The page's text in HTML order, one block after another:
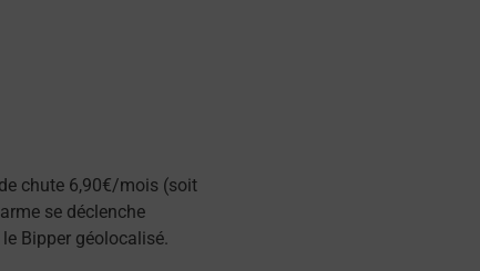
chute 6,90€/mois (soit
se déclenche
Bipper géolocalisé.